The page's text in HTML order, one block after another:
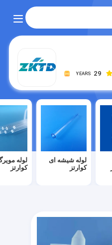
29
YEARS
لوله شیشه ای
کوارتز
لوله
کوارتز